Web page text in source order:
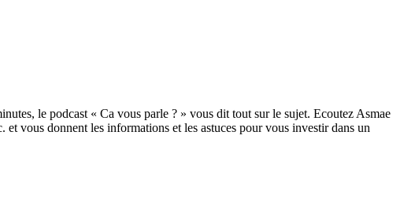
le podcast « Ca vous parle ? » vous dit tout sur le sujet. Ecoutez Asmae
vous donnent les informations et les astuces pour vous investir dans un